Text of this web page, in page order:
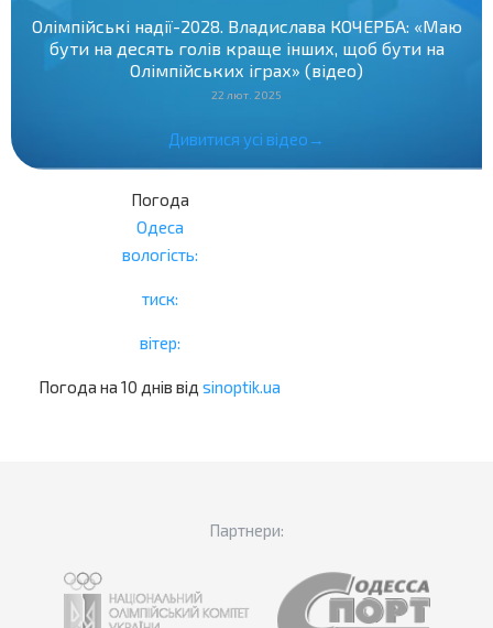
Олімпійські надії-2028. Владислава КОЧЕРБА: «Маю
бути на десять голів краще інших, щоб бути на
Олімпійських іграх» (відео)
22 лют. 2025
Дивитися усі відео→
Погода
Одеса
вологість:
тиск:
вітер:
Погода на 10 днів від sinoptik.ua
Партнери: